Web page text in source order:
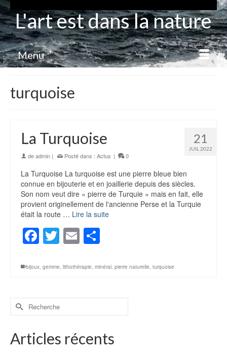
L'art est dans la nature
Menu
turquoise
21
JUIL 2022
La Turquoise
deadmin | Posté dans : Actus | 0
La Turquoise La turquoise est une pierre bleue bien
connue en bijouterie et en joaillerie depuis des siècles.
Son nom veut dire « pierre de Turquie » mais en fait, elle
provient originellement de l'ancienne Perse et la Turquie
était la route … Lire la suite
Facebook
Twitter
Email
bijoux, gemme, lithothérapie, minéral, pierre naturelle, turquoise
Rechercher :
Articles récents